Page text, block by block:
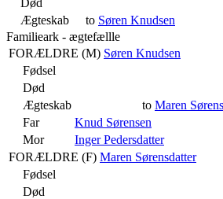
Ægteskab
to Søren Knudsen
Familieark - ægtefællle
FORÆLDRE (M) Søren Knudsen
Fødsel
Død
Ægteskab
to Maren
Far
Knud Sørensen
Mor
Inger Pedersdatter
FORÆLDRE (F) Maren Sørensdatter
Fødsel
Død